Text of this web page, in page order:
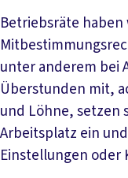
Betriebsräte
unter anderem bei
Überstunden mit,
und Löhne, setzen
Arbeitsplatz ein
Einstellungen oder